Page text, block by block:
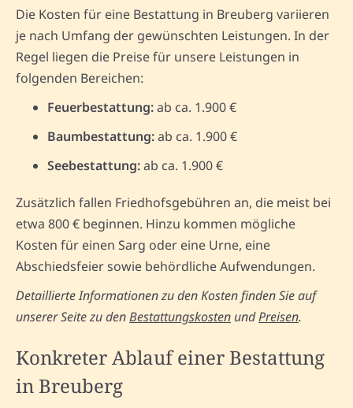
Die Kosten für eine Bestattung in Breuberg variieren
je nach Umfang der gewünschten Leistungen. In der
Regel liegen die Preise für unsere Leistungen in
folgenden Bereichen:
Feuerbestattung:ab ca. 1.900 €
Baumbestattung:ab ca. 1.900 €
Seebestattung:ab ca. 1.900 €
Zusätzlich fallen Friedhofsgebühren an, die meist bei
etwa 800 € beginnen. Hinzu kommen mögliche
Kosten für einen Sarg oder eine Urne, eine
Abschiedsfeier sowie behördliche Aufwendungen.
Detaillierte Informationen zu den Kosten finden Sie auf
unserer Seite zu denBestattungskosten undPreisen.
Konkreter Ablauf einer Bestattung
in Breuberg